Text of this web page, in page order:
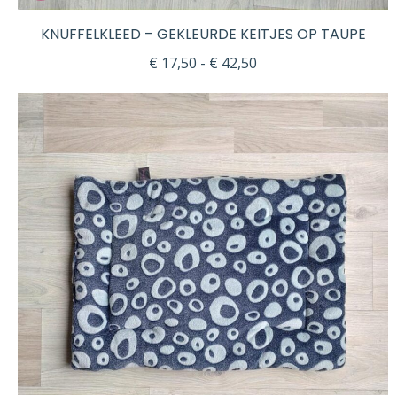
KNUFFELKLEED – GEKLEURDE KEITJES OP TAUPE
€ 17,50 - € 42,50
tot
€ 42,50